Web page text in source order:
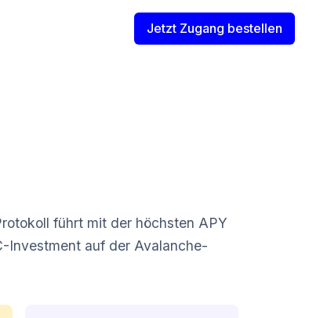
Jetzt Zugang bestellen
führt mit der höchsten APY
Investment auf der Avalanche-